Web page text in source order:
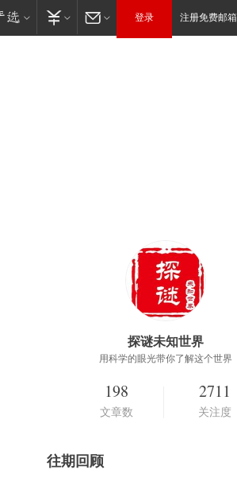
登录 注册免费邮箱
探谜未知世界
用科学的眼光带你了解这个世界
198
文章数
2711
关注度
往期回顾